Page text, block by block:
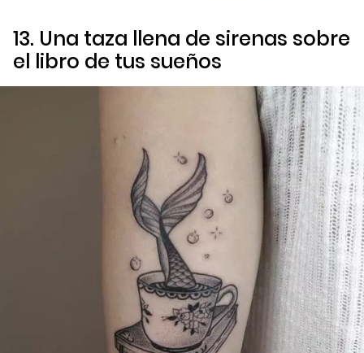
13. Una taza llena de sirenas sobre
el libro de tus sueños